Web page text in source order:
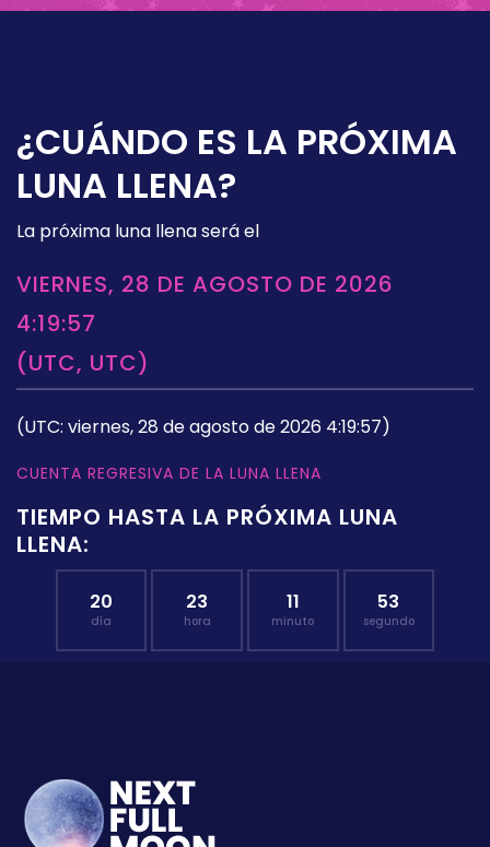
¿CUÁNDO ES LA PRÓXIMA
LUNA LLENA?
La próxima luna llena será el
VIERNES, 28 DE AGOSTO DE 2026
4:19:57
(UTC, UTC)
(UTC: viernes, 28 de agosto de 2026 4:19:57)
CUENTA REGRESIVA DE LA LUNA LLENA
TIEMPO HASTA LA PRÓXIMA LUNA
LLENA:
20
día
23
hora
11
minuto
52
segundo